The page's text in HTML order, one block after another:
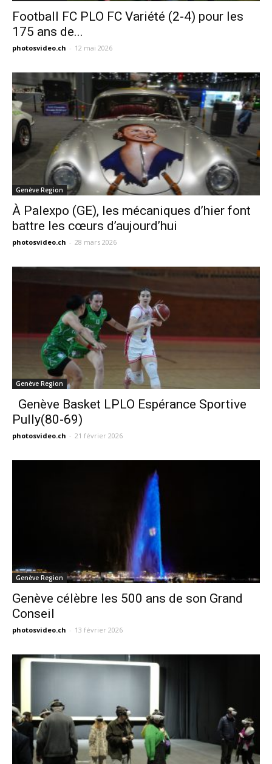
Football FC PLO FC Variété (2-4) pour les
175 ans de...
photosvideo.ch - 12 mai 2026
Genève Region
À Palexpo (GE), les mécaniques d’hier font
battre les cœurs d’aujourd’hui
photosvideo.ch - 28 mars 2026
Genève Region
Genève Basket LPLO Espérance Sportive
Pully(80-69)
photosvideo.ch - 21 février 2026
Genève Region
Genève célèbre les 500 ans de son Grand
Conseil
photosvideo.ch - 13 février 2026